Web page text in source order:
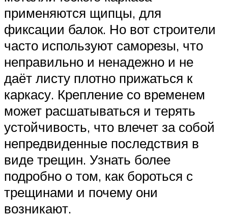
применяются щипцы, для
фиксации балок. Но вот строители
часто используют саморезы, что
неправильно и ненадежно и не
даёт листу плотно прижаться к
каркасу. Крепление со временем
может расшатываться и терять
устойчивость, что влечет за собой
непредвиденные последствия в
виде трещин. Узнать более
подробно о том, как бороться с
трещинами и почему они
возникают.